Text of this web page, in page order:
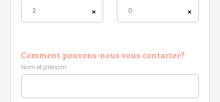
×
2 ×
0
Comment pouvons-nous vous contacter?
Nom et prénom